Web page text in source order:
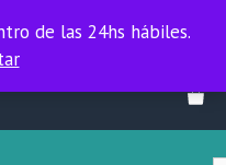
de las 24hs hábiles.
de las 24hs hábiles.